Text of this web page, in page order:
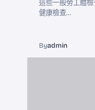
這些一般勞工體
健康檢查…
Byadmin